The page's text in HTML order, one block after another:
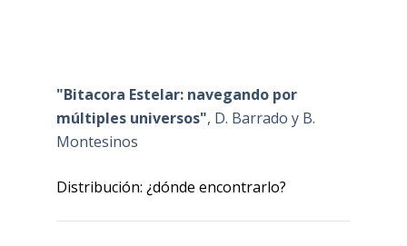
"Bitacora Estelar: navegando por
múltiples universos", D. Barrado y B.
Montesinos
Distribución: ¿dónde encontrarlo?